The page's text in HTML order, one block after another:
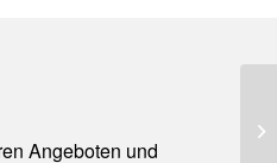
Angeboten und